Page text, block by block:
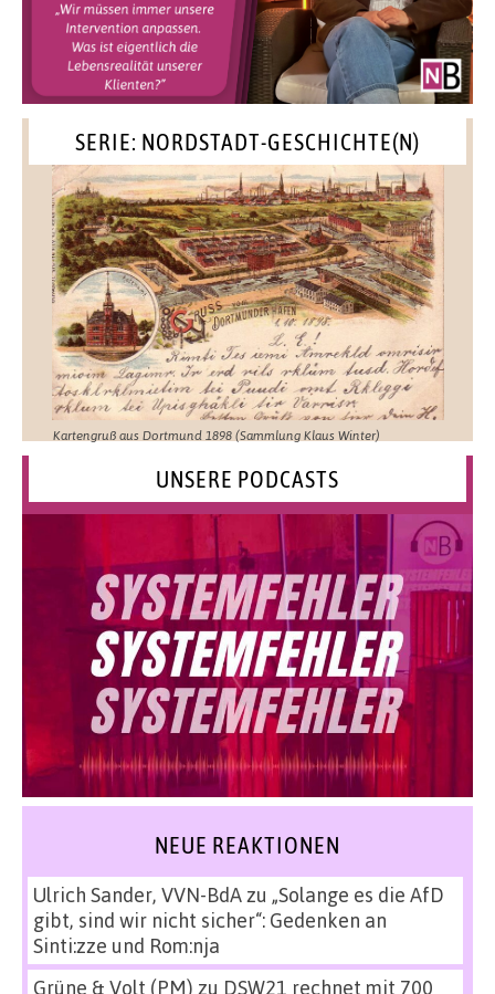
SERIE: NORDSTADT-GESCHICHTE(N)
Kartengruß aus Dortmund 1898 (Sammlung Klaus Winter)
UNSERE PODCASTS
NEUE REAKTIONEN
Ulrich Sander, VVN-BdAzu „Solange es die AfD
gibt, sind wir nicht sicher“: Gedenken an
Sinti:zze und Rom:nja
Grüne & Volt (PM) zu DSW21 rechnet mit 700